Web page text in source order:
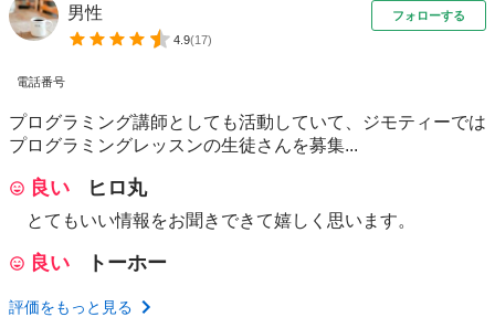
男性
4.9(17)
フォローする
電話番号
プログラミング講師としても活動していて、ジモティーでは
プログラミングレッスンの生徒さんを募集...
良い ヒロ丸
とてもいい情報をお聞きできて嬉しく思います。
良い トーホー
評価をもっと見る